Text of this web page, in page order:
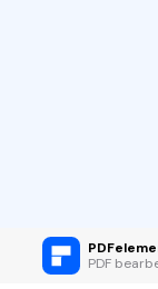
PDF